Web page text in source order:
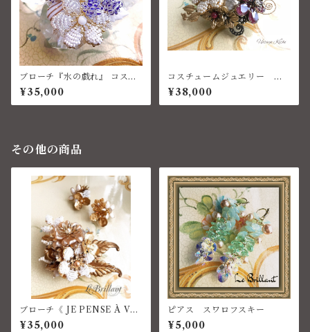
ブローチ『水の戯れ』 コスチ
ュームジュエリー
¥35,000
コスチュームジュエリー ブ
ローチ
¥38,000
その他の商品
ブローチ《 JE PENSE À VO
US 》コスチュームジュエリー
¥35,000
ピアス スワロフスキー
¥5,000